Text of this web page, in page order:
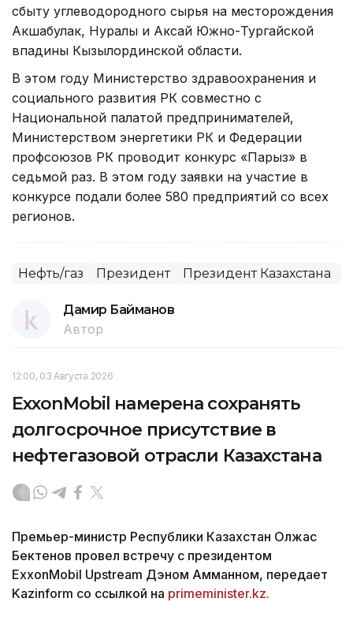
сбыту углеводородного сырья на месторождения
Акшабулак, Нуралы и Аксай Южно-Тургайской
впадины Кызылординской области.
В этом году Министерство здравоохранения и
социального развития РК совместно с
Национальной палатой предпринимателей,
Министерством энергетики РК и Федерации
профсоюзов РК проводит конкурс «Парыз» в
седьмой раз. В этом году заявки на участие в
конкурсе подали более 580 предприятий со всех
регионов.
Нефть/газ Президент Президент Казахстана
Дамир Байманов
Автор
12:00, 03 Августа 2026
ExxonMobil намерена сохранять
долгосрочное присутствие в
нефтегазовой отрасли Казахстана
Премьер-министр Республики Казахстан Олжас
Бектенов провел встречу с президентом
ExxonMobil Upstream Дэном Амманном, передает
Kazinform со ссылкой на primeminister.kz.